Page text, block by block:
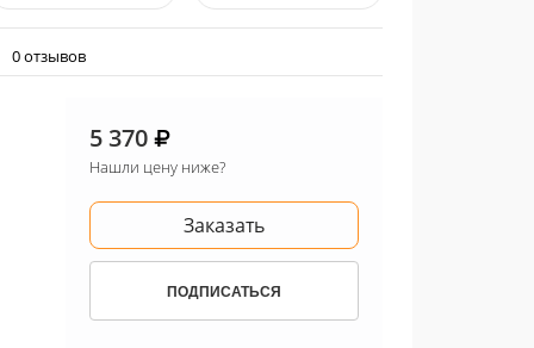
0 отзывов
5 370
Нашли цену ниже?
Заказать
ПОДПИСАТЬСЯ